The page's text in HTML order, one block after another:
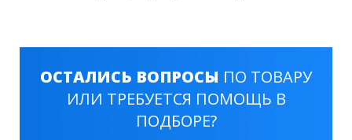
ОСТАЛИСЬ ВОПРОСЫ ПО ТОВАРУ
ИЛИ ТРЕБУЕТСЯ ПОМОЩЬ В
ПОДБОРЕ?